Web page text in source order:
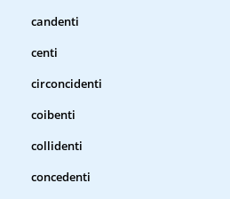
candenti
centi
circoncidenti
coibenti
collidenti
concedenti